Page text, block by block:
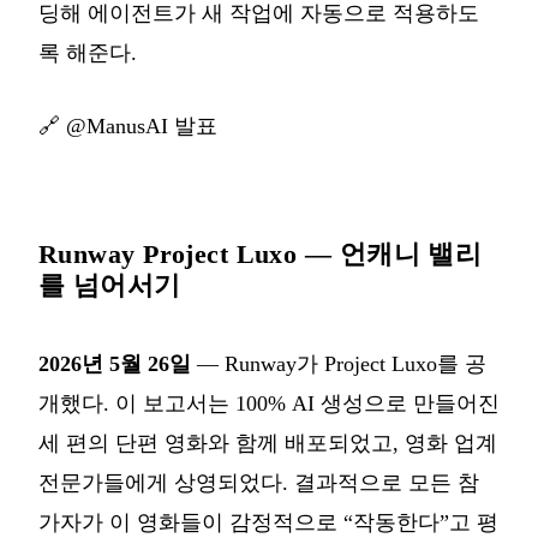
딩해 에이전트가 새 작업에 자동으로 적용하도
록 해준다.
🔗 @ManusAI 발표
Runway Project Luxo — 언캐니 밸리
를 넘어서기
2026년 5월 26일 — Runway가 Project Luxo를 공
개했다. 이 보고서는 100% AI 생성으로 만들어진
세 편의 단편 영화와 함께 배포되었고, 영화 업계
전문가들에게 상영되었다. 결과적으로 모든 참
가자가 이 영화들이 감정적으로 “작동한다”고 평